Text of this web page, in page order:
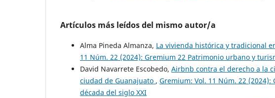
Artículos más leídos del mismo autor/a
Alma Pineda Almanza, La vivienda histórica y tradicional
11 Núm. 22 (2024): Gremium 22 Patrimonio urbano y
David Navarrete Escobedo, Airbnb contra el derecho a la
ciudad de Guanajuato , Gremium: Vol. 11 Núm. 22
década del siglo XXI